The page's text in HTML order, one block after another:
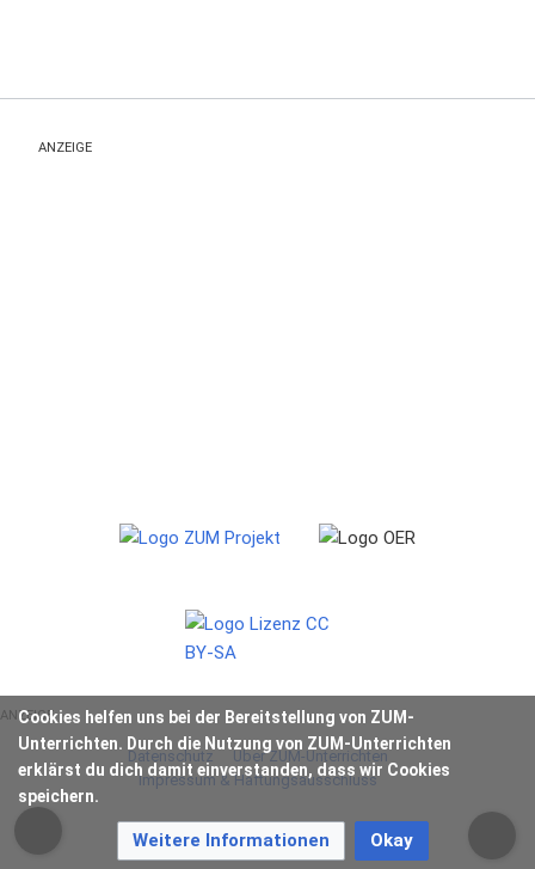
Cookies helfen uns bei der Bereitstellung von ZUM-
Unterrichten. Durch die Nutzung von ZUM-Unterrichten
erklärst du dich damit einverstanden, dass wir Cookies
speichern.
Weitere Informationen Okay
ANZEIGE
ANZEIGE
Datenschutz
Über ZUM-Unterrichten
Impressum & Haftungsausschluss